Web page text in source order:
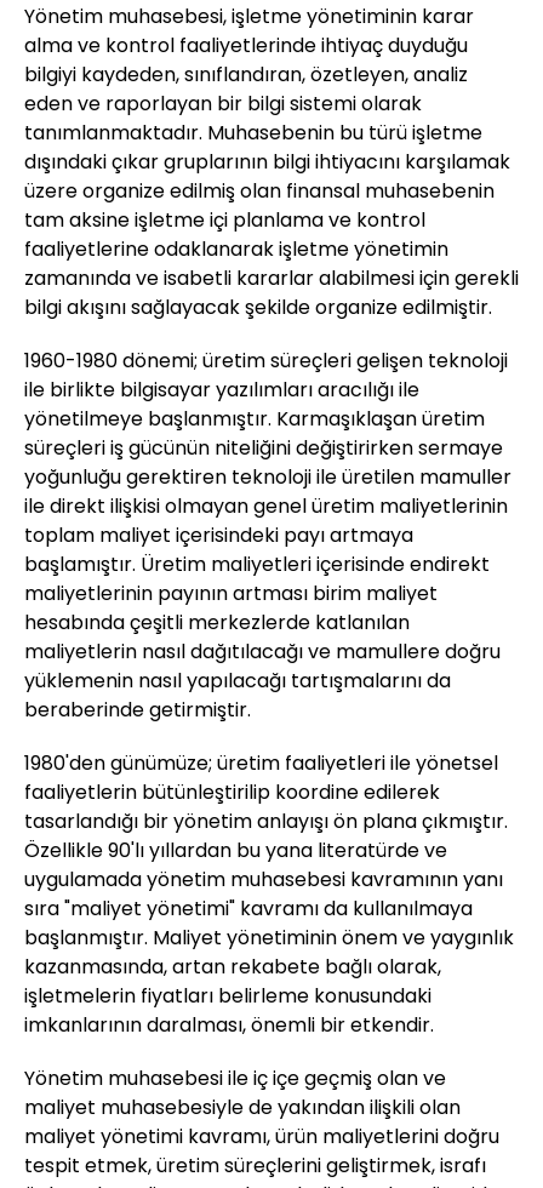
Yönetim muhasebesi, işletme yönetiminin karar
alma ve kontrol faaliyetlerinde ihtiyaç duyduğu
bilgiyi kaydeden, sınıflandıran, özetleyen, analiz
eden ve raporlayan bir bilgi sistemi olarak
tanımlanmaktadır. Muhasebenin bu türü işletme
dışındaki çıkar gruplarının bilgi ihtiyacını karşılamak
üzere organize edilmiş olan finansal muhasebenin
tam aksine işletme içi planlama ve kontrol
faaliyetlerine odaklanarak işletme yönetimin
zamanında ve isabetli kararlar alabilmesi için gerekli
bilgi akışını sağlayacak şekilde organize edilmiştir.
1960-1980 dönemi; üretim süreçleri gelişen teknoloji
ile birlikte bilgisayar yazılımları aracılığı ile
yönetilmeye başlanmıştır. Karmaşıklaşan üretim
süreçleri iş gücünün niteliğini değiştirirken sermaye
yoğunluğu gerektiren teknoloji ile üretilen mamuller
ile direkt ilişkisi olmayan genel üretim maliyetlerinin
toplam maliyet içerisindeki payı artmaya
başlamıştır. Üretim maliyetleri içerisinde endirekt
maliyetlerinin payının artması birim maliyet
hesabında çeşitli merkezlerde katlanılan
maliyetlerin nasıl dağıtılacağı ve mamullere doğru
yüklemenin nasıl yapılacağı tartışmalarını da
beraberinde getirmiştir.
1980'den günümüze; üretim faaliyetleri ile yönetsel
faaliyetlerin bütünleştirilip koordine edilerek
tasarlandığı bir yönetim anlayışı ön plana çıkmıştır.
Özellikle 90'lı yıllardan bu yana literatürde ve
uygulamada yönetim muhasebesi kavramının yanı
sıra "maliyet yönetimi" kavramı da kullanılmaya
başlanmıştır. Maliyet yönetiminin önem ve yaygınlık
kazanmasında, artan rekabete bağlı olarak,
işletmelerin fiyatları belirleme konusundaki
imkanlarının daralması, önemli bir etkendir.
Yönetim muhasebesi ile iç içe geçmiş olan ve
maliyet muhasebesiyle de yakından ilişkili olan
maliyet yönetimi kavramı, ürün maliyetlerini doğru
tespit etmek, üretim süreçlerini geliştirmek, israfı